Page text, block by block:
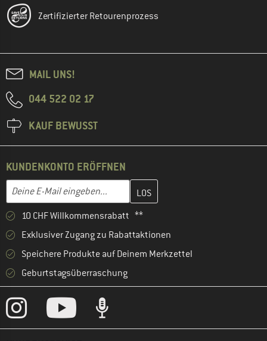
Zertifizierter Retourenprozess
MAIL UNS!
044 522 02 17
KAUF BEWUSST
KUNDENKONTO ERÖFFNEN
E-Mail-Adresse
Gib hier deine E-Mail-Adresse ein und erstelle im nächsten
10 CHF Willkommensrabatt **
Exklusiver Zugang zu Rabattaktionen
Speichere Produkte auf Deinem Merkzettel
Geburtstagsüberraschung